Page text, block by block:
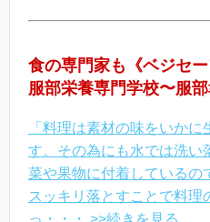
食の専門家も《ベジセー
服部栄養専門学校〜服
「料理は素材の味をいか
す。その為にも水では洗い
菜や果物に付着しているの
スッキリ落とすことで料理
っ・・・ >>続きを見る